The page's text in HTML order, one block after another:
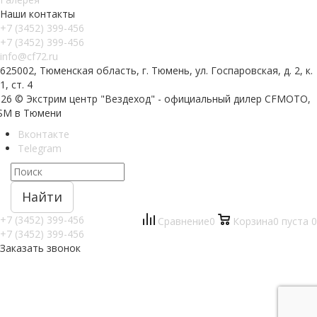
Наши контакты
+7 (3452) 399-456
+7 (3452) 399-456
info@cf72.ru
625002, Тюменская область, г. Тюмень, ул. Госпаровская, д. 2, к.
1, ст. 4
© Экстрим центр "Вездеход" - официальный дилер CFMOTO,
в Тюмени
Вконтакте
Telegram
Найти
+7 (3452) 399-456
+7 (3452) 399-456
Заказать звонок
Сравнение0 Корзина0 пуста 0